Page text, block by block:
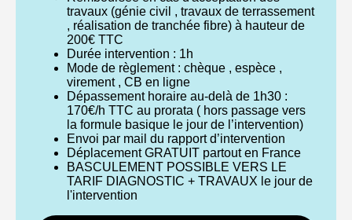
travaux (génie civil , travaux de terrassement
, réalisation de tranchée fibre) à hauteur de
200€ TTC
Durée intervention : 1h
Mode de règlement : chèque , espèce ,
virement , CB en ligne
Dépassement horaire au-delà de 1h30 :
170€/h TTC au prorata ( hors passage vers
la formule basique le jour de l’intervention)
Envoi par mail du rapport d’intervention
Déplacement GRATUIT partout en France
BASCULEMENT POSSIBLE VERS LE
TARIF DIAGNOSTIC + TRAVAUX le jour de
l'intervention